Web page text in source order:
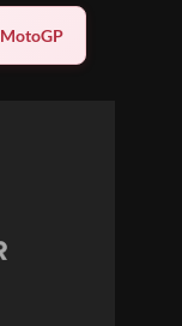
MotoGP